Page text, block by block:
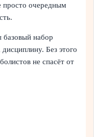
просто очередным
базовый набор
Без этого
не спасёт от